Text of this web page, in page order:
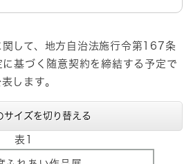
して、地方自治法施行令第167条
基づく随意契約を締結する予定で
します。
サイズを切り替える
表1